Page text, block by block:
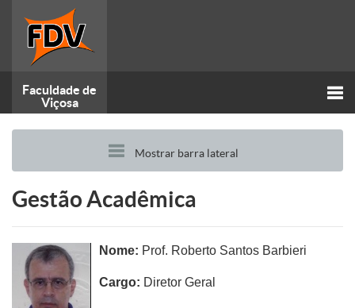
Faculdade de
Viçosa
Mostrar barra lateral
Gestão Acadêmica
Nome: Prof. Roberto Santos Barbieri
Cargo: Diretor Geral